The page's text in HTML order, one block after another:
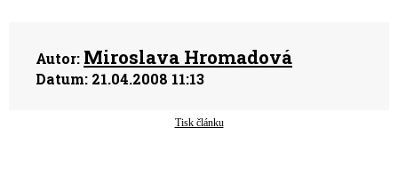
Autor: Miroslava Hromadová
Datum: 21.04.2008 11:13
Tisk článku